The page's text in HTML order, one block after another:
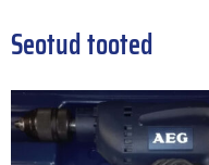
Seotud tooted